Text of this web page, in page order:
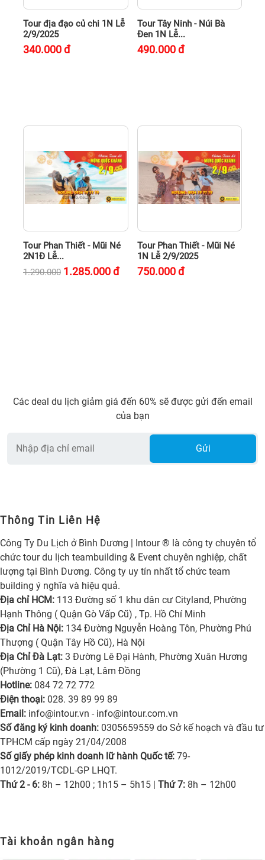
Tour địa đạo củ chi 1N Lễ
2/9/2025
340.000đ
Tour Tây Ninh - Núi Bà
Đen 1N Lễ...
490.000đ
Tour Phan Thiết - Mũi Né
2N1Đ Lễ...
1.290.000 1.285.000đ
Tour Phan Thiết - Mũi Né
1N Lễ 2/9/2025
750.000đ
Các deal du lịch giảm giá đến 60% sẽ được gửi đến email
của bạn
Gửi
Thông Tin Liên Hệ
Công Ty Du Lịch ở Bình Dương | Intour ® là công ty chuyên tổ
chức tour du lịch teambuilding & Event chuyên nghiệp, chất
lượng tại Bình Dương. Công ty uy tín nhất tổ chức team
building ý nghĩa và hiệu quả.
Địa chỉ HCM: 113 Đường số 1 khu dân cư Cityland, Phường
Hạnh Thông ( Quận Gò Vấp Cũ) , Tp. Hồ Chí Minh
Địa Chỉ Hà Nội: 134 Đường Nguyễn Hoàng Tôn, Phường Phú
Thượng ( Quận Tây Hồ Cũ), Hà Nội
Địa Chỉ Đà Lạt: 3 Đường Lê Đại Hành, Phường Xuân Hương
(Phường 1 Cũ), Đà Lạt, Lâm Đồng
Hotline: 084 72 72 772
Điện thoại: 028. 39 89 99 89
Email: info@intour.vn - info@intour.com.vn
Số đăng ký kinh doanh: 0305659559 do Sở kế hoạch và đầu tư
TPHCM cấp ngày 21/04/2008
Số giấy phép kinh doanh lữ hành Quốc tế: 79-
1012/2019/TCDL-GP LHQT.
Thứ 2 - 6: 8h – 12h00 ; 1h15 – 5h15 | Thứ 7: 8h – 12h00
Tài khoản ngân hàng